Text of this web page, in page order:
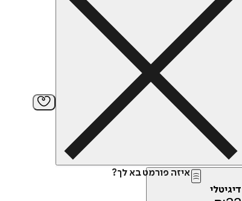
איזה פורמט בא לך?
דיגיטלי